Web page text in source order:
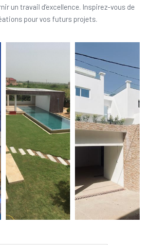
un travail d’excellence. Inspirez-vous de
pour vos futurs projets.